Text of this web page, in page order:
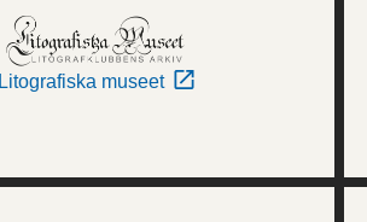
Litografiska museet